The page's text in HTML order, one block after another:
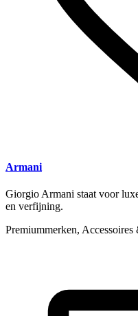
Armani
Giorgio Armani staat voor
en verfijning.
Premiummerken,